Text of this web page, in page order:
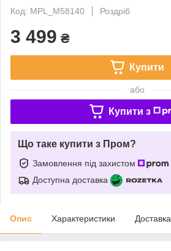
Код: MPL_M58140
Роздріб
3 499 ₴
Купити
або
Купити з
Що таке купити з Пром?
Замовлення під захистом
Доступна доставка
Опис Характеристики Доставка